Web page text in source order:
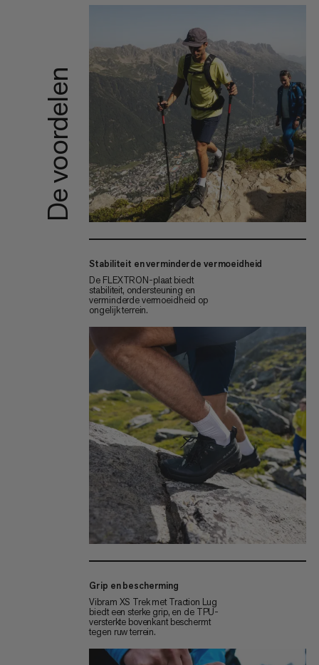
De voordelen
Stabiliteit en verminderde vermoeidheid
De FLEXTRON-plaat biedt
stabiliteit, ondersteuning en
verminderde vermoeidheid op
ongelijk terrein.
Grip en bescherming
Vibram XS Trek met Traction Lug
biedt een sterke grip, en de TPU-
versterkte bovenkant beschermt
tegen ruw terrein.